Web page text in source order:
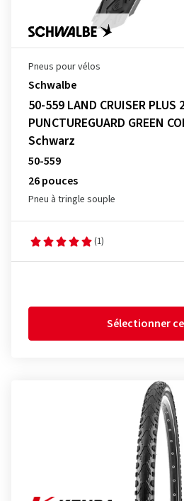
Pneus pour vélos
Schwalbe
50-559 LAND CRUISER
PUNCTUREGUARD GREEN
Schwarz
50-559
26 pouces
Pneu à tringle souple
(1)
Sélectionner